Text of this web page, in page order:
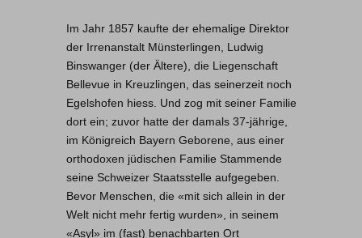
Im Jahr 1857 kaufte der ehemalige Direktor
der Irrenanstalt Münsterlingen, Ludwig
Binswanger (der Ältere), die Liegenschaft
Bellevue in Kreuzlingen, das seinerzeit noch
Egelshofen hiess. Und zog mit seiner Familie
dort ein; zuvor hatte der damals 37-jährige,
im Königreich Bayern Geborene, aus einer
orthodoxen jüdischen Familie Stammende
seine Schweizer Staatsstelle aufgegeben.
Bevor Menschen, die «mit sich allein in der
Welt nicht mehr fertig wurden», in seinem
«Asyl» im (fast) benachbarten Ort